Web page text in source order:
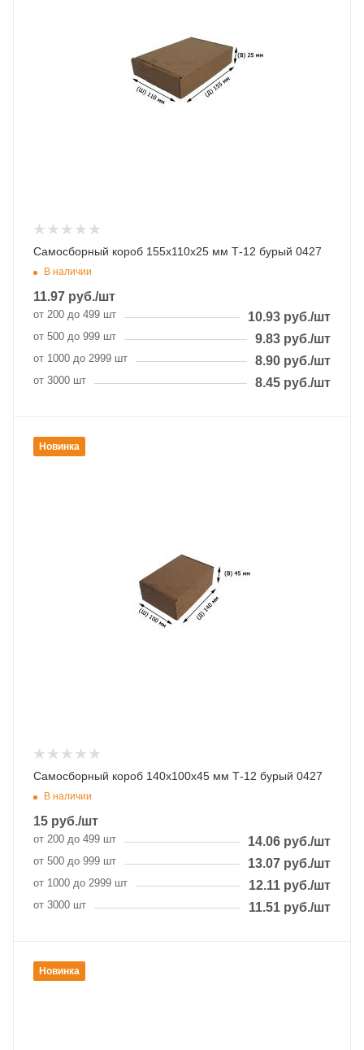
Самосборный короб 155х110х25 мм Т-12 бурый 0427
В наличии
11.97 руб./шт
от 200 до 499 шт 10.93 руб./шт
от 500 до 999 шт 9.83 руб./шт
от 1000 до 2999 шт 8.90 руб./шт
от 3000 шт 8.45 руб./шт
Новинка
Самосборный короб 140х100х45 мм Т-12 бурый 0427
В наличии
15 руб./шт
от 200 до 499 шт 14.06 руб./шт
от 500 до 999 шт 13.07 руб./шт
от 1000 до 2999 шт 12.11 руб./шт
от 3000 шт 11.51 руб./шт
Новинка